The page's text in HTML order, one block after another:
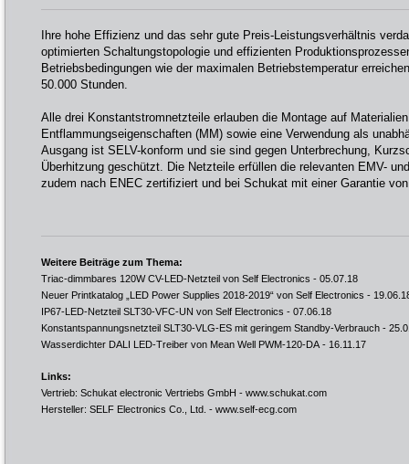
Ihre hohe Effizienz und das sehr gute Preis-Leistungsverhältnis
optimierten Schaltungstopologie und effizienten
Betriebsbedingungen wie der maximalen Betriebstemperatur
50.000 Stunden.
Alle drei Konstantstromnetzteile erlauben die Montage auf
Entflammungseigenschaften (MM) sowie eine Verwendung als
Ausgang ist SELV-konform und sie sind gegen Unterbrechung,
Überhitzung geschützt. Die Netzteile erfüllen die relevanten EMV-
zudem nach ENEC zertifiziert und bei Schukat mit einer Garantie
Weitere Beiträge zum Thema:
Triac-dimmbares 120W CV-LED-Netzteil von Self Electronics - 05.07.18
Neuer Printkatalog „LED Power Supplies 2018-2019“ von Self Electronics -
IP67-LED-Netzteil SLT30-VFC-UN von Self Electronics - 07.06.18
Konstantspannungsnetzteil SLT30-VLG-ES mit geringem Standby-Verbrauch -
Wasserdichter DALI LED-Treiber von Mean Well PWM-120-DA - 16.11.17
Links:
Vertrieb: Schukat electronic Vertriebs GmbH - www.schukat.com
Hersteller: SELF Electronics Co., Ltd. - www.self-ecg.com